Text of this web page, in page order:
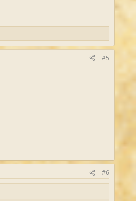
#5
#6